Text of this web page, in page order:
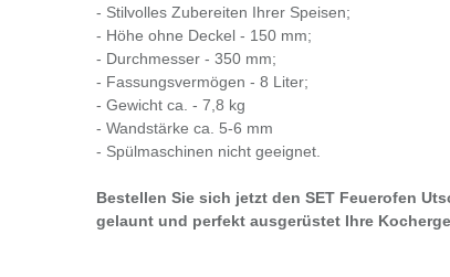
- Stilvolles Zubereiten Ihrer Speisen;
- Höhe ohne Deckel - 150 mm;
- Durchmesser - 350 mm;
- Fassungsvermögen - 8 Liter;
- Gewicht ca. - 7,8 kg
- Wandstärke ca. 5-6 mm
- Spülmaschinen nicht geeignet.
Bestellen Sie sich jetzt den SET Feuerofen
gelaunt und perfekt ausgerüstet Ihre